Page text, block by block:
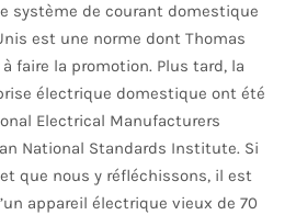
système de courant domestique
est une norme dont Thomas
faire la promotion. Plus tard, la
électrique domestique ont été
Electrical Manufacturers
National Standards Institute. Si
que nous y réfléchissons, il est
appareil électrique vieux de 70